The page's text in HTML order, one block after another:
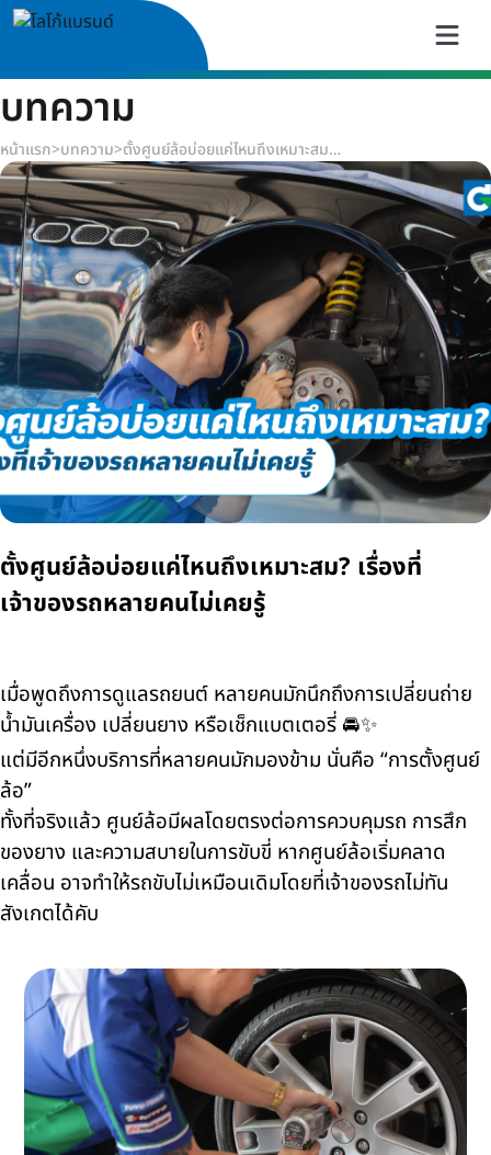
บทความ
หน้าแรก>บทความ> ตั้งศูนย์ล้อบ่อยแค่ไหนถึงเหมาะสม? เรื่องที่เจ้าของรถหลายคนไม่เคยรู้
ตั้งศูนย์ล้อบ่อยแค่ไหนถึงเหมาะสม? เรื่องที่
เจ้าของรถหลายคนไม่เคยรู้
เมื่อพูดถึงการดูแลรถยนต์ หลายคนมักนึกถึงการเปลี่ยนถ่าย
น้ำมันเครื่อง เปลี่ยนยาง หรือเช็กแบตเตอรี่ 🚘✨
แต่มีอีกหนึ่งบริการที่หลายคนมักมองข้าม นั่นคือ “การตั้งศูนย์
ล้อ”
ทั้งที่จริงแล้ว ศูนย์ล้อมีผลโดยตรงต่อการควบคุมรถ การสึก
ของยาง และความสบายในการขับขี่ หากศูนย์ล้อเริ่มคลาด
เคลื่อน อาจทำให้รถขับไม่เหมือนเดิมโดยที่เจ้าของรถไม่ทัน
สังเกตได้คับ